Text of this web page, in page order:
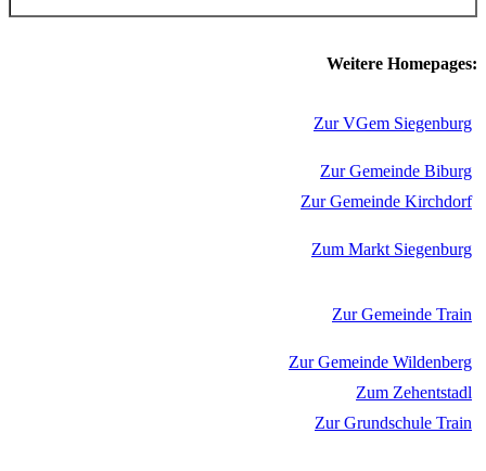
Weitere Homepages:
Zur VGem Siegenburg
Zur Gemeinde Biburg
Zur Gemeinde Kirchdorf
Zum Markt Siegenburg
Zur Gemeinde Train
Zur Gemeinde Wildenberg
Zum Zehentstadl
Zur Grundschule Train